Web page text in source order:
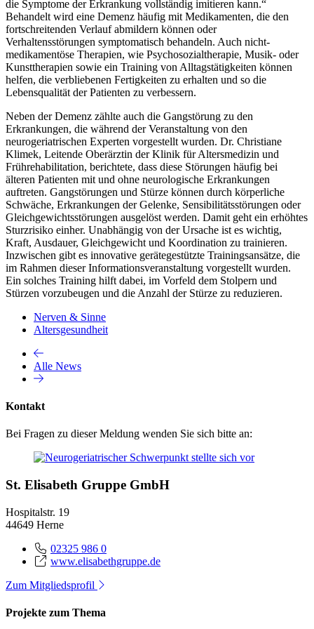
die Symptome der Erkrankung vollständig imitieren kann.“
Behandelt wird eine Demenz häufig mit Medikamenten, die den
fortschreitenden Verlauf abmildern können oder
Verhaltensstörungen symptomatisch behandeln. Auch nicht-
medikamentöse Therapien, wie Psychosozialtherapie, Musik- oder
Kunsttherapien sowie ein Training von Alltagstätigkeiten können
helfen, die verbliebenen Fertigkeiten zu erhalten und so die
Lebensqualität der Patienten zu verbessern.
Neben der Demenz zählte auch die Gangstörung zu den
Erkrankungen, die während der Veranstaltung von den
neurogeriatrischen Experten vorgestellt wurden. Dr. Christiane
Klimek, Leitende Oberärztin der Klinik für Altersmedizin und
Frührehabilitation, berichtete, dass diese Störungen häufig bei
älteren Patienten mit und ohne neurologische Erkrankungen
auftreten. Gangstörungen und Stürze können durch körperliche
Schwäche, Erkrankungen der Gelenke, Sensibilitätsstörungen oder
Gleichgewichtsstörungen ausgelöst werden. Damit geht ein erhöhtes
Sturzrisiko einher. Unabhängig von der Ursache ist es wichtig,
Kraft, Ausdauer, Gleichgewicht und Koordination zu trainieren.
Inzwischen gibt es innovative gerätegestützte Trainingsansätze, die
im Rahmen dieser Informationsveranstaltung vorgestellt wurden.
Ein solches Training hilft dabei, im Vorfeld dem Stolpern und
Stürzen vorzubeugen und die Anzahl der Stürze zu reduzieren.
Nerven & Sinne
Altersgesundheit
Alle News
Kontakt
Bei Fragen zu dieser Meldung wenden Sie sich bitte an:
St. Elisabeth Gruppe GmbH
Hospitalstr. 19
44649 Herne
02325 986 0
www.elisabethgruppe.de
Zum Mitgliedsprofil
Projekte zum Thema